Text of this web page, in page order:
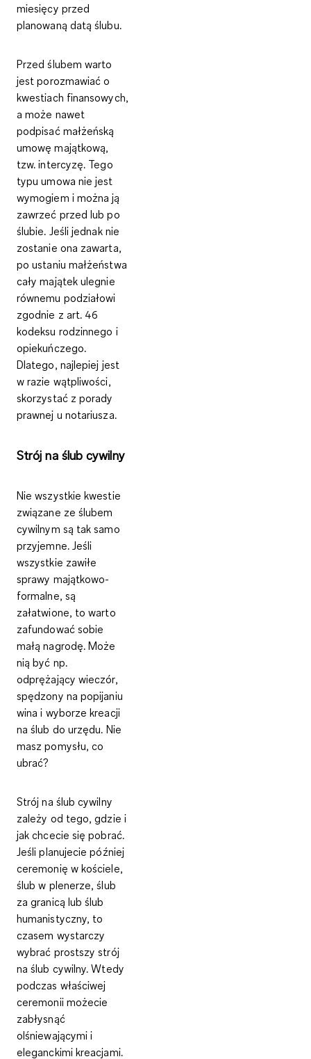
miesięcy przed
planowaną datą ślubu.
Przed ślubem warto
jest porozmawiać o
kwestiach finansowych,
a może nawet
podpisać małżeńską
umowę majątkową,
tzw. intercyzę. Tego
typu umowa nie jest
wymogiem i można ją
zawrzeć przed lub po
ślubie. Jeśli jednak nie
zostanie ona zawarta,
po ustaniu małżeństwa
cały majątek ulegnie
równemu podziałowi
zgodnie z art. 46
kodeksu rodzinnego i
opiekuńczego.
Dlatego, najlepiej jest
w razie wątpliwości,
skorzystać z porady
prawnej u notariusza.
Strój na ślub cywilny
Nie wszystkie kwestie
związane ze ślubem
cywilnym są tak samo
przyjemne. Jeśli
wszystkie zawiłe
sprawy majątkowo-
formalne, są
załatwione, to warto
zafundować sobie
małą nagrodę. Może
nią być np.
odprężający wieczór,
spędzony na popijaniu
wina i wyborze kreacji
na ślub do urzędu. Nie
masz pomysłu, co
ubrać?
Strój na ślub cywilny
zależy od tego, gdzie i
jak chcecie się pobrać.
Jeśli planujecie później
ceremonię w kościele,
ślub w plenerze, ślub
za granicą lub ślub
humanistyczny, to
czasem wystarczy
wybrać prostszy strój
na ślub cywilny. Wtedy
podczas właściwej
ceremonii możecie
zabłysnąć
olśniewającymi i
eleganckimi kreacjami.